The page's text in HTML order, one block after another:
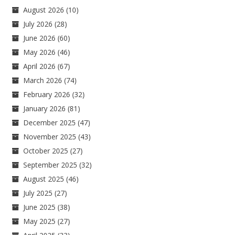
August 2026 (10)
July 2026 (28)
June 2026 (60)
May 2026 (46)
April 2026 (67)
March 2026 (74)
February 2026 (32)
January 2026 (81)
December 2025 (47)
November 2025 (43)
October 2025 (27)
September 2025 (32)
August 2025 (46)
July 2025 (27)
June 2025 (38)
May 2025 (27)